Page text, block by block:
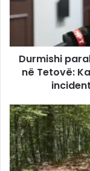
Durmishi
në Tetovë: